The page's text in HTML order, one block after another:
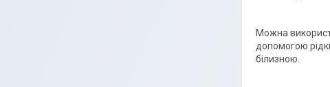
Можна
допомогою
білизною.